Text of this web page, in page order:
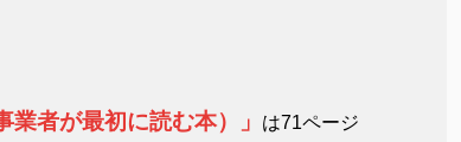
者が最初に読む本）」
は71ページ